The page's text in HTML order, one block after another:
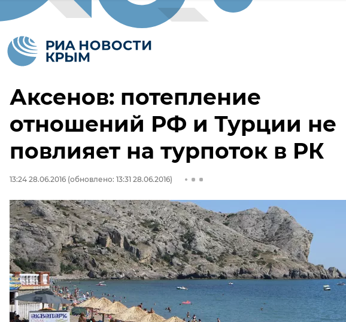
Аксенов: потепление
отношений РФ и Турции не
повлияет на турпоток в РК
13:24 28.06.2016 (обновлено: 13:31 28.06.2016)